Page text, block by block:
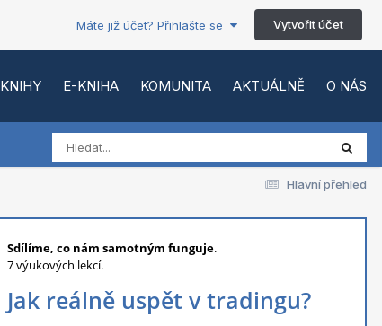
Máte již účet? Přihlašte se Vytvořit účet
KNIHY E-KNIHA KOMUNITA AKTUÁLNĚ O NÁS
Hlavní přehled
Sdílíme, co nám samotným funguje.
7 výukových lekcí.
Jak reálně uspět v tradingu?